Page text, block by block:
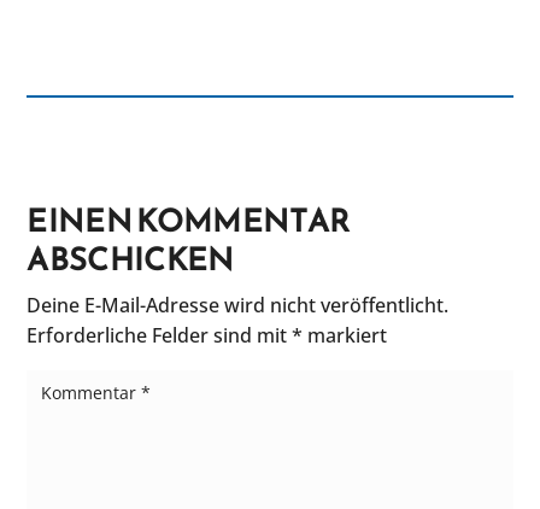
EINEN KOMMENTAR
ABSCHICKEN
Deine E-Mail-Adresse wird nicht veröffentlicht.
Erforderliche Felder sind mit* markiert